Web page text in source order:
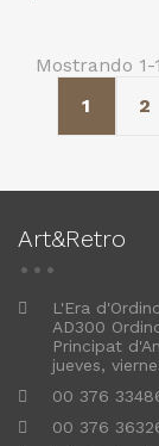
Mostrando
1
2
Art&Retro
L'Era
AD300
Principat
jueves,
00 376
00 376